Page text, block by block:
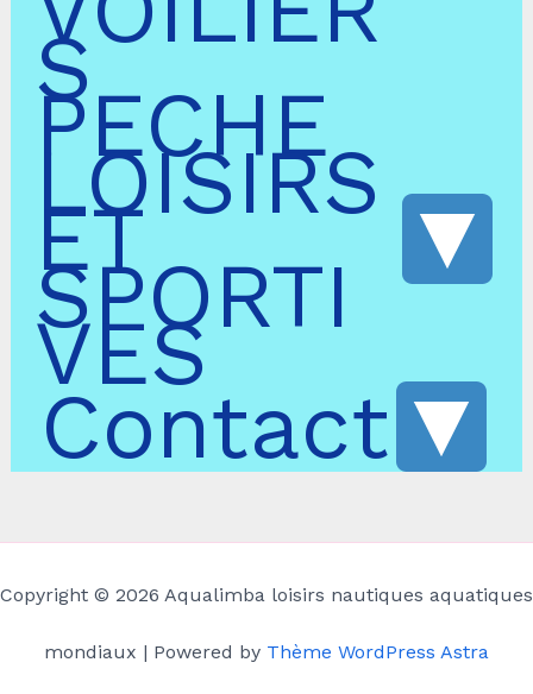
S
PECHE
LOISIRS
ET
SPORTI
VES
Contact
Copyright © 2026 Aqualimba loisirs nautiques aquatiques
mondiaux | Powered by Thème WordPress Astra